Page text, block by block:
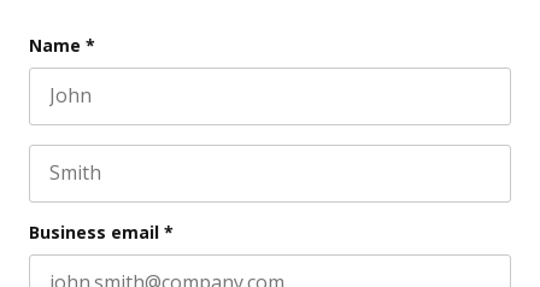
Phone
This field is for validation purposes and should be
Name *
Business email *